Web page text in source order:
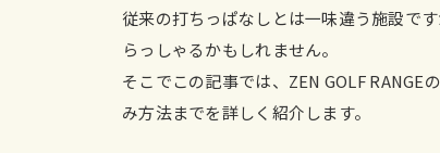
従来の打ちっぱなしとは一味違う施設で
らっしゃるかもしれません。
そこでこの記事では、ZEN GOLF
み方法までを詳しく紹介します。